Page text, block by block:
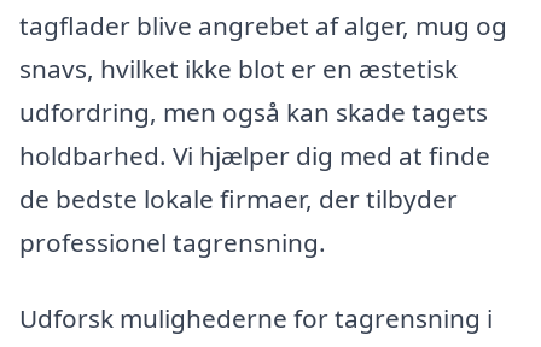
tagflader blive angrebet af alger, mug og
snavs, hvilket ikke blot er en æstetisk
udfordring, men også kan skade tagets
holdbarhed. Vi hjælper dig med at finde
de bedste lokale firmaer, der tilbyder
professionel tagrensning.
Udforsk mulighederne for tagrensning i